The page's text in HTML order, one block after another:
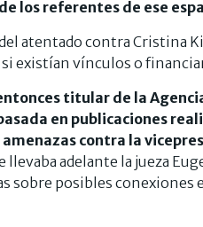
los referentes de ese
atentado contra Cristina
existían vínculos o
titular de la
en publicaciones
contra la
adelante la jueza
sobre posibles conexiones